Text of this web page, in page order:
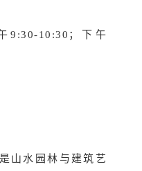
9:30-10:30；下午
山水园林与建筑艺